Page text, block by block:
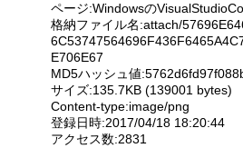
ページ:Windowsの
格納ファイル名:attach/
E706E67
MD5ハッシュ値
サイズ:135.7KB (139001 bytes)
Content-type:image/png
登録日時:2017/04/18 18:20:44
アクセス数:2831